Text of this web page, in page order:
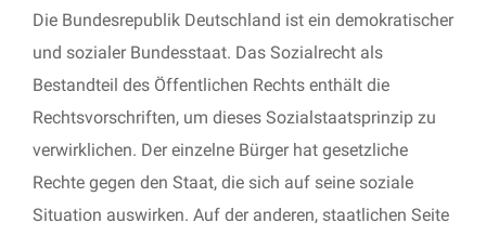
Die Bundesrepublik Deutschland ist ein demokratischer
und sozialer Bundesstaat. Das Sozialrecht als
Bestandteil des Öffentlichen Rechts enthält die
Rechtsvorschriften, um dieses Sozialstaatsprinzip zu
verwirklichen. Der einzelne Bürger hat gesetzliche
Rechte gegen den Staat, die sich auf seine soziale
Situation auswirken. Auf der anderen, staatlichen Seite